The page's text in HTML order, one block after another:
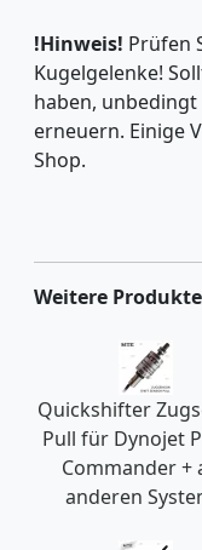
!Hinweis! Prüfen
Kugelgelenke!
haben,
erneuern. Einige
Shop.
Weitere
Quickshifter
Pull für Dynojet
Commander +
anderen